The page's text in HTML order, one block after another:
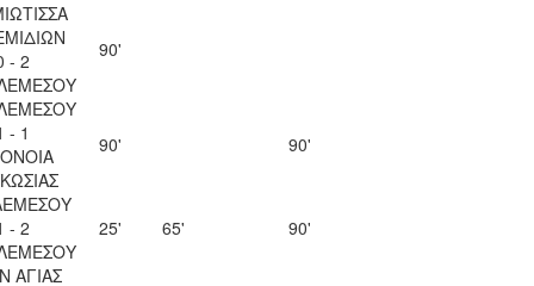
- 2
90'
- 1
90' 90'
- 2
25' 65'
90'
ΑΓΙΑΣ